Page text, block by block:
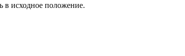
в исходное положение.